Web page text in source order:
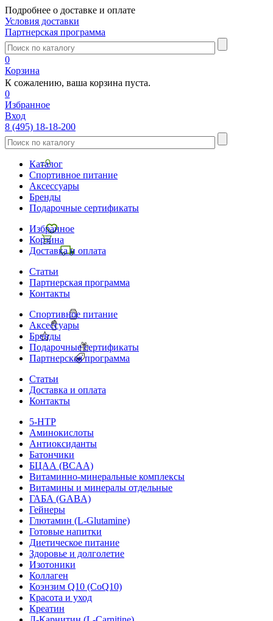
Подробнее о доставке и оплате
Условия доставки
Партнерская программа
0
Корзина
К сожалению, ваша корзина пуста.
0
Избранное
Вход
8 (495) 18-18-200
Каталог
Спортивное питание
Аксессуары
Бренды
Подарочные сертификаты
Избранное
Корзина
Доставка и оплата
Статьи
Партнерская программа
Контакты
Спортивное питание
Аксессуары
Бренды
Подарочные сертификаты
Партнерская программа
Статьи
Доставка и оплата
Контакты
5-HTP
Аминокислоты
Антиоксиданты
Батончики
БЦАА (BCAA)
Витаминно-минеральные комплексы
Витамины и минералы отдельные
ГАБА (GABA)
Гейнеры
Глютамин (L-Glutamine)
Готовые напитки
Диетическое питание
Здоровье и долголетие
Изотоники
Коллаген
Коэнзим Q10 (CoQ10)
Красота и уход
Креатин